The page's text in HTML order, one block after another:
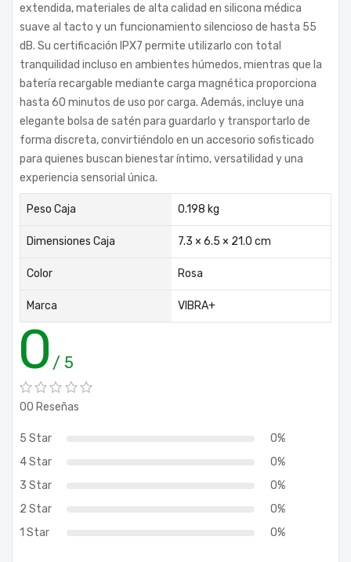
extendida, materiales de alta calidad en silicona médica
suave al tacto y un funcionamiento silencioso de hasta 55
dB. Su certificación IPX7 permite utilizarlo con total
tranquilidad incluso en ambientes húmedos, mientras que la
batería recargable mediante carga magnética proporciona
hasta 60 minutos de uso por carga. Además, incluye una
elegante bolsa de satén para guardarlo y transportarlo de
forma discreta, convirtiéndolo en un accesorio sofisticado
para quienes buscan bienestar íntimo, versatilidad y una
experiencia sensorial única.
Peso Caja 0.198 kg
Dimensiones Caja 7.3 × 6.5 × 21.0 cm
Color Rosa
Marca VIBRA+
0 / 5
00 Reseñas
5 Star
0%
4 Star
0%
3 Star
0%
2 Star
0%
1 Star
0%